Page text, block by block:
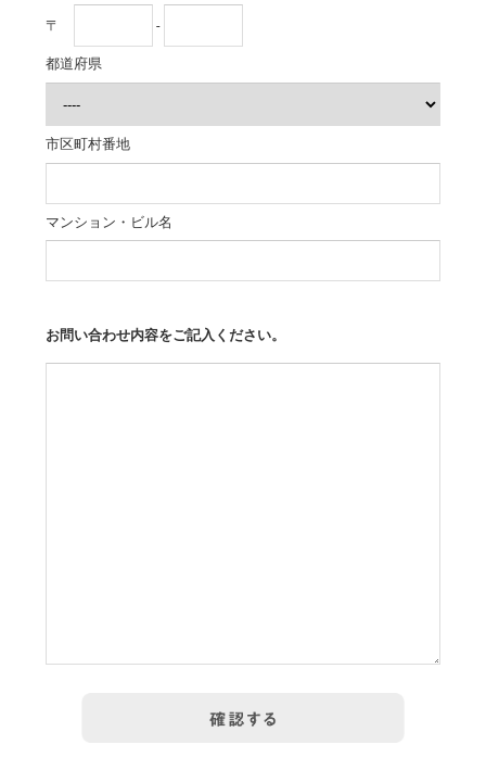
〒 -
都道府県
市区町村番地
マンション・ビル名
お問い合わせ内容をご記入ください。